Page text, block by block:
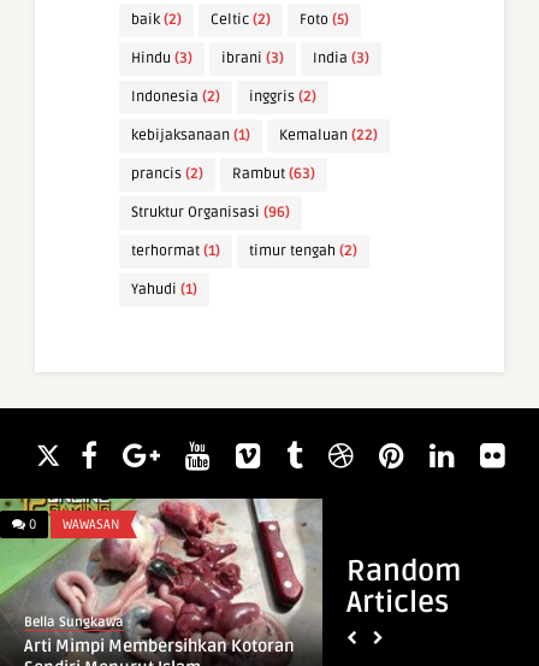
baik (2) Celtic (2) Foto (5)
Hindu (3) ibrani (3) India (3)
Indonesia (2) inggris (2)
kebijaksanaan (1) Kemaluan (22)
prancis (2) Rambut (63)
Struktur Organisasi (96)
terhormat (1) timur tengah (2)
Yahudi (1)
Random
Articles
0 WAWASAN
Bella Sungkawa
Arti Mimpi Membersihkan Kotoran